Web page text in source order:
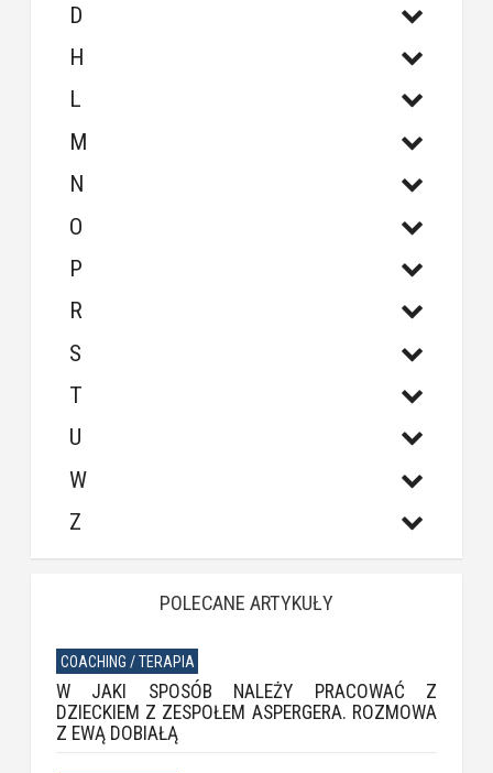
D
H
L
M
N
O
P
R
S
T
U
W
Z
POLECANE ARTYKUŁY
COACHING / TERAPIA
W JAKI SPOSÓB NALEŻY PRACOWAĆ Z
DZIECKIEM Z ZESPOŁEM ASPERGERA. ROZMOWA
Z EWĄ DOBIAŁĄ